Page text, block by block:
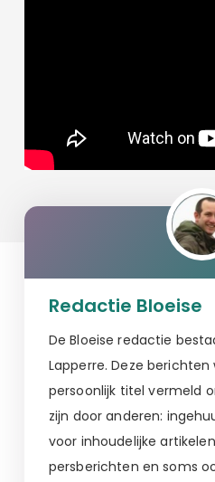
Redactie Bloeise
De Bloeise redactie
Lapperre. Deze
persoonlijk titel vermeld
zijn door anderen:
voor inhoudelijke
persberichten en soms